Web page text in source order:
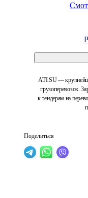
ATI.SU —
грузоперевозок.
к тендерам на
Поделиться